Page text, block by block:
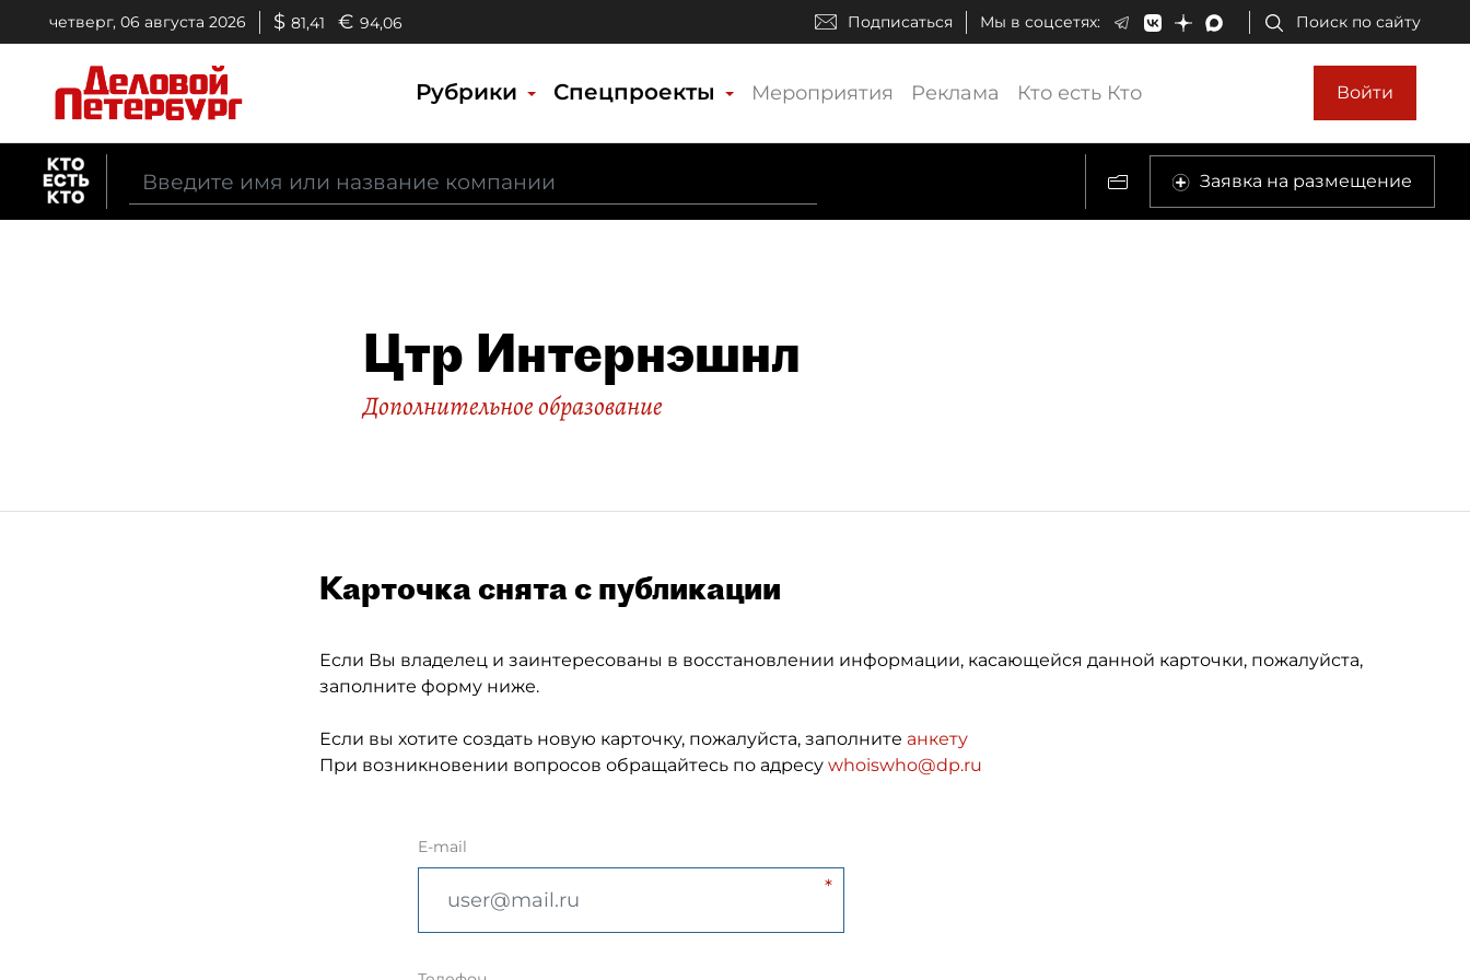
четверг, 06 августа 2026 $ 81,41 € 94,06 Подписаться Мы в соцсетях: Поиск по сайту
Рубрики Спецпроекты Мероприятия Реклама Кто есть Кто Войти
Заявка на размещение
Цтр Интернэшнл
Дополнительное образование
Карточка снята с публикации
Если Вы владелец и заинтересованы в восстановлении информации, касающейся данной карточки, пожалуйста,
заполните форму ниже.
Если вы хотите создать новую карточку, пожалуйста, заполните анкету
При возникновении вопросов обращайтесь по адресу whoiswho@dp.ru
E-mail